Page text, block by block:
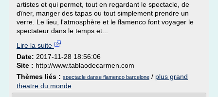
artistes et qui permet, tout en regardant le spectacle, de
dîner, manger des tapas ou tout simplement prendre un
verre. Le lieu, l'atmosphère et le flamenco font voyager le
spectateur dans le temps et...
Lire la suite
Date: 2017-11-28 18:56:06
Site : http://www.tablaodecarmen.com
Thèmes liés : spectacle danse flamenco barcelone / plus grand
theatre du monde